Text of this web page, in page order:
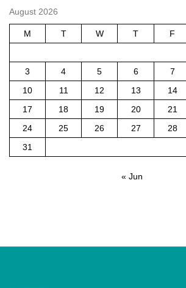
August 2026
M T W T F
3
4 5 6 7
10
11 12 13 14
17
18 19 20 21
24
25 26 27 28
31
« Jun